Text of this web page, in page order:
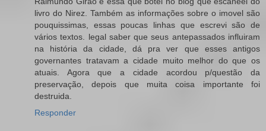
livro do Nirez. Também as informações sobre o imovel são
pouquissimas, essas poucas linhas que escrevi são de
vários textos. legal saber que seus antepassados influiram
na história da cidade, dá pra ver que esses antigos
governantes tratavam a cidade muito melhor do que os
atuais. Agora que a cidade acordou p/questão da
preservação, depois que muita coisa importante foi
destruida.
Responder